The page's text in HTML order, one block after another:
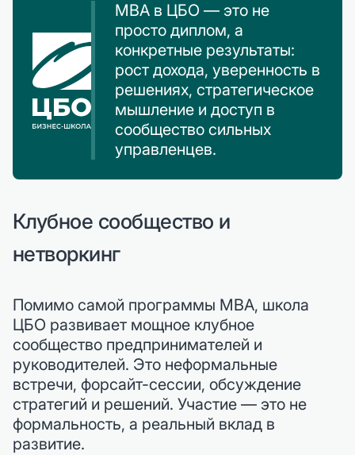
MBA в ЦБО — это не
просто диплом, а
конкретные результаты:
рост дохода, уверенность в
решениях, стратегическое
мышление и доступ в
сообщество сильных
управленцев.
Клубное сообщество и
нетворкинг
Помимо самой программы MBA, школа
ЦБО развивает мощное клубное
сообщество предпринимателей и
руководителей. Это неформальные
встречи, форсайт-сессии, обсуждение
стратегий и решений. Участие — это не
формальность, а реальный вклад в
развитие.